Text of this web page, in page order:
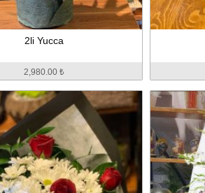
2li Yucca
2,980.00 ₺